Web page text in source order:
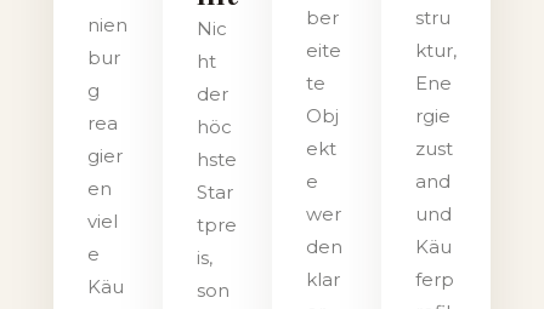
nien
bur
g
rea
gier
en
viel
e
Käu
Nic
ht
der
höc
hste
Star
tpre
is,
son
ber
eite
te
Obj
ekt
e
wer
den
klar
stru
ktur,
Ene
rgie
zust
and
und
Käu
ferp